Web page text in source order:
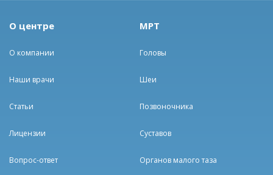
О центре
О компании
Наши врачи
Статьи
Лицензии
Вопрос-ответ
МРТ
Головы
Шеи
Позвоночника
Суставов
Органов малого таза